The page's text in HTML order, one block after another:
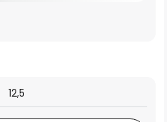
12,5